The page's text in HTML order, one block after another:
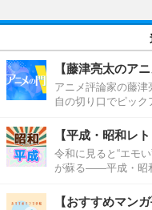
【藤津亮太のアニ
アニメ評論家の藤
自の切り口でピック
【平成・昭和レ
令和に見ると“エモ
が蘇る――平成・昭
【おすすめマンガ